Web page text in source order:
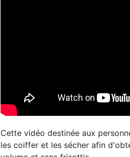
Cette vidéo destinée aux
les coiffer et les sécher afin